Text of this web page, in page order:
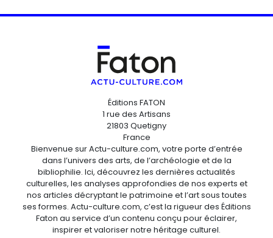
Éditions FATON
1 rue des Artisans
21803 Quetigny
France
Bienvenue sur Actu-culture.com, votre porte d’entrée
dans l’univers des arts, de l’archéologie et de la
bibliophilie. Ici, découvrez les dernières actualités
culturelles, les analyses approfondies de nos experts et
nos articles décryptant le patrimoine et l’art sous toutes
ses formes. Actu-culture.com, c’est la rigueur des Éditions
Faton au service d’un contenu conçu pour éclairer,
inspirer et valoriser notre héritage culturel.